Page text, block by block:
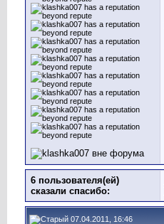
6 пользователя(ей)
сказали cпасибо:
07.04.2011, 16:46